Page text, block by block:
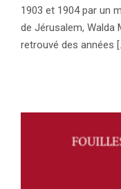
1903 et 1904 par un
de Jérusalem, Walda
retrouvé des années